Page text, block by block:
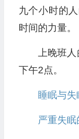
九个小时的
时间的力量。
上晚班
下午2点。
睡眠与
严重失眠